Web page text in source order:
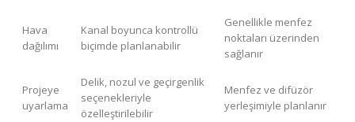
Hava
dağılımı
Kanal boyunca kontrollü
biçimde planlanabilir
Genellikle menfez
noktaları üzerinden
sağlanır
Projeye
uyarlama
Delik, nozul ve geçirgenlik
seçenekleriyle
özelleştirilebilir
Menfez ve difüzör
yerleşimiyle planlanır